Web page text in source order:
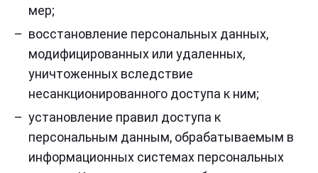
мер;
восстановление персональных данных,
модифицированных или удаленных,
уничтоженных вследствие
несанкционированного доступа к ним;
установление правил доступа к
персональным данным, обрабатываемым в
информационных системах персональных